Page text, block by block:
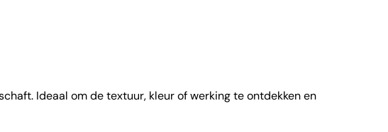
Ideaal om de textuur, kleur of werking te ontdekken en